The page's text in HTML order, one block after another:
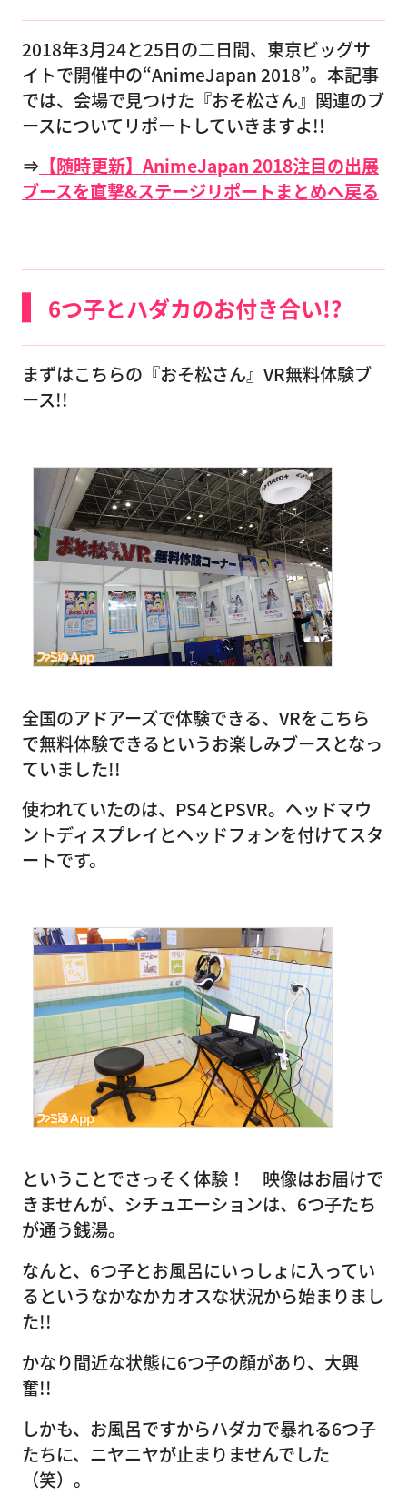
2018年3月24と25日の二日間、東京ビッグサ
イトで開催中の“AnimeJapan 2018”。本記事
では、会場で見つけた『おそ松さん』関連のブ
ースについてリポートしていきますよ!!
⇒ 【随時更新】AnimeJapan 2018注目の出展
ブースを直撃&ステージリポートまとめへ戻る
6つ子とハダカのお付き合い!?
まずはこちらの『おそ松さん』VR無料体験ブ
ース!!
全国のアドアーズで体験できる、VRをこちら
で無料体験できるというお楽しみブースとなっ
ていました!!
使われていたのは、PS4とPSVR。ヘッドマウ
ントディスプレイとヘッドフォンを付けてスタ
ートです。
ということでさっそく体験！ 映像はお届けで
きませんが、シチュエーションは、6つ子たち
が通う銭湯。
なんと、6つ子とお風呂にいっしょに入ってい
るというなかなかカオスな状況から始まりまし
た!!
かなり間近な状態に6つ子の顔があり、大興
奮!!
しかも、お風呂ですからハダカで暴れる6つ子
たちに、ニヤニヤが止まりませんでした
（笑）。